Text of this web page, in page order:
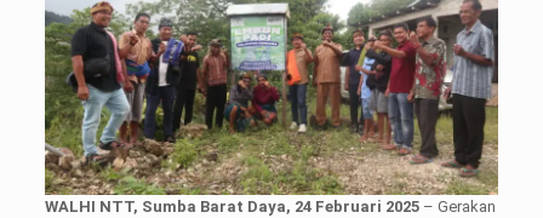
WALHI NTT, Sumba Barat Daya, 24 Februari 2025– Gerakan